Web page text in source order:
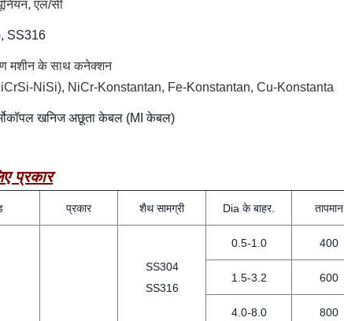
एल/सी
SS316
मशीन के साथ कनेक्शन
NiSi), NiCr-Konstantan, Fe-Konstantan, Cu-Konstanta
खनिज अछूता केबल (MI केबल)
प्रकार
प्रकार शैथ सामग्री Dia के बाहर. तापमान
SS304
SS316
0.5-1.0 400
1.5-3.2 600
4.0-8.0 800